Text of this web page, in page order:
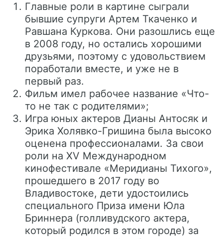
Главные роли в картине сыграли
бывшие супруги Артем Ткаченко и
Равшана Куркова. Они разошлись еще
в 2008 году, но остались хорошими
друзьями, поэтому с удовольствием
поработали вместе, и уже не в
первый раз.
Фильм имел рабочее название «Что-
то не так с родителями»;
Игра юных актеров Дианы Антосяк и
Эрика Холявко-Гришина была высоко
оценена профессионалами. За свои
роли на XV Международном
кинофестивале «Меридианы Тихого»,
прошедшего в 2017 году во
Владивостоке, дети удостоились
специального Приза имени Юла
Бриннера (голливудского актера,
который родился в этом городе) за